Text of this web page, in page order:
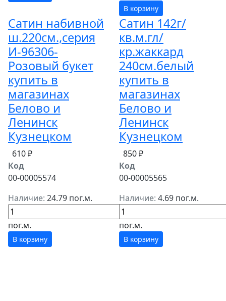
В корзину
Сатин набивной
ш.220см.,серия
И-96306-
Розовый букет
купить в
магазинах
Белово и
Ленинск
Кузнецком
610 ₽
Код
00-00005574
Наличие: 24.79 пог.м.
пог.м.
В корзину
Сатин 142г/
кв.м.гл/
кр.жаккард
240см.белый
купить в
магазинах
Белово и
Ленинск
Кузнецком
850 ₽
Код
00-00005565
Наличие: 4.69 пог.м.
пог.м.
В корзину